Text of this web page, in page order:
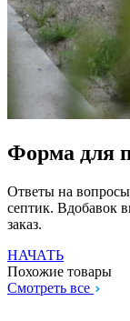
Форма для
Ответы на
септик. Вдобавок
заказ.
НАЧАТЬ
Похожие товары
Смотреть все